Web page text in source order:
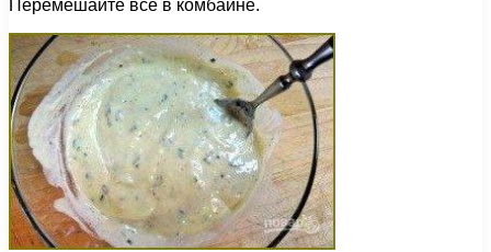
Перемешайте все в комбайне.